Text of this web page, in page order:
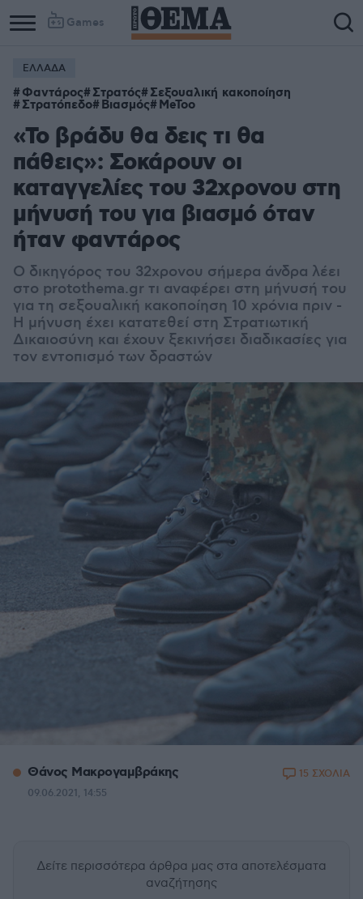
Games
ΕΛΛΑΔΑ
Φαντάρος Στρατός Σεξουαλική κακοποίηση
Στρατόπεδο Βιασμός MeToo
«Το βράδυ θα δεις τι θα
πάθεις»: Σοκάρουν οι
καταγγελίες του 32χρονου στη
μήνυσή του για βιασμό όταν
ήταν φαντάρος
Ο δικηγόρος του 32χρονου σήμερα άνδρα λέει
στο protothema.gr τι αναφέρει στη μήνυσή του
για τη σεξουαλική κακοποίηση 10 χρόνια πριν -
Η μήνυση έχει κατατεθεί στη Στρατιωτική
Δικαιοσύνη και έχουν ξεκινήσει διαδικασίες για
τον εντοπισμό των δραστών
Θάνος Μακρογαμβράκης
09.06.2021, 14:55
15 ΣΧΟΛΙΑ
Δείτε περισσότερα άρθρα μας στα αποτελέσματα
αναζήτησης